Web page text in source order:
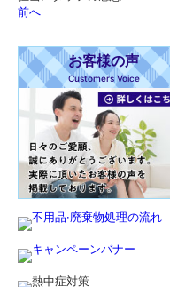
前へ
お客様の声
Customers Voice